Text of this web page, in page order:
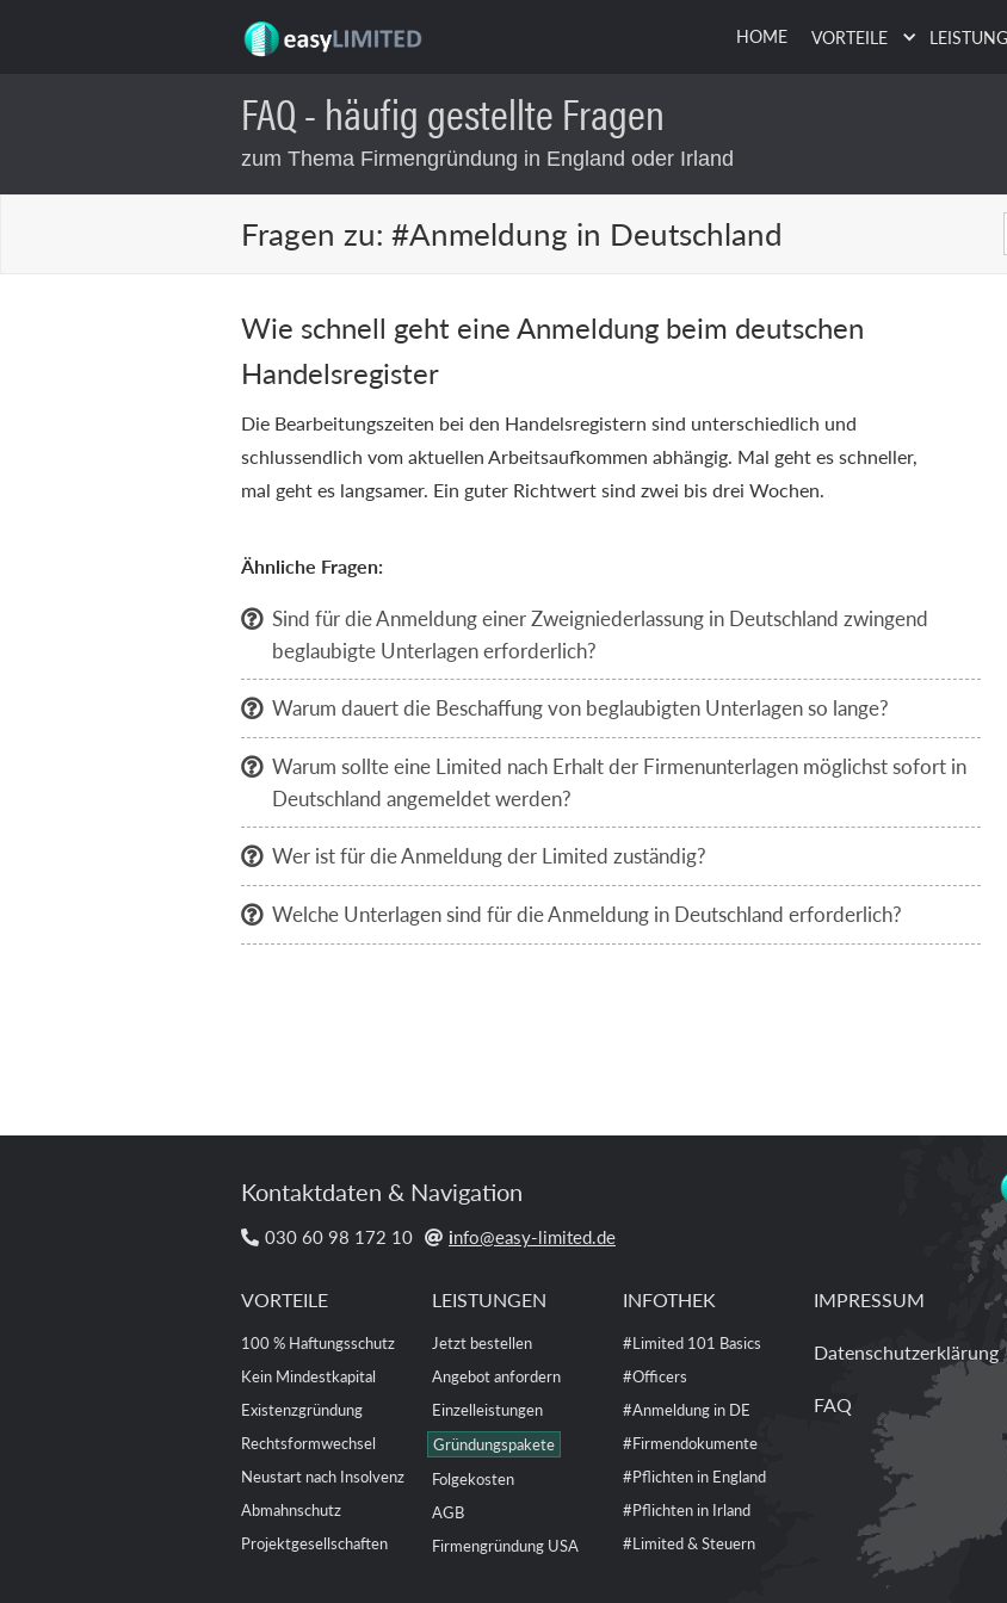
HOME VORTEILE
FAQ - häufig gestellte Fragen
zum Thema Firmengründung in England oder Irland
Fragen zu: #Anmeldung in Deutschland
Wie schnell geht eine Anmeldung beim deutschen
Handelsregister
Die Bearbeitungszeiten bei den Handelsregistern sind unterschiedlich und
schlussendlich vom aktuellen Arbeitsaufkommen abhängig. Mal geht es schneller,
mal geht es langsamer. Ein guter Richtwert sind zwei bis drei Wochen.
Ähnliche Fragen:
 Sind für die Anmeldung einer Zweigniederlassung in Deutschland zwingend
beglaubigte Unterlagen erforderlich?
 Warum dauert die Beschaffung von beglaubigten Unterlagen so lange?
 Warum sollte eine Limited nach Erhalt der Firmenunterlagen möglichst sofort in
Deutschland angemeldet werden?
 Wer ist für die Anmeldung der Limited zuständig?
 Welche Unterlagen sind für die Anmeldung in Deutschland erforderlich?
Kontaktdaten & Navigation
 030 60 98 172 10  info@easy-limited.de
VORTEILE
100 % Haftungsschutz
Kein Mindestkapital
Existenzgründung
Rechtsformwechsel
Neustart nach Insolvenz
Abmahnschutz
Projektgesellschaften
LEISTUNGEN
Jetzt bestellen
Angebot anfordern
Einzelleistungen
Gründungspakete
Folgekosten
AGB
Firmengründung USA
INFOTHEK
#Limited 101 Basics
#Officers
#Anmeldung in DE
#Firmendokumente
#Pflichten in England
#Pflichten in Irland
#Limited & Steuern
IMPRESSUM
Datenschutzerklärung
FAQ